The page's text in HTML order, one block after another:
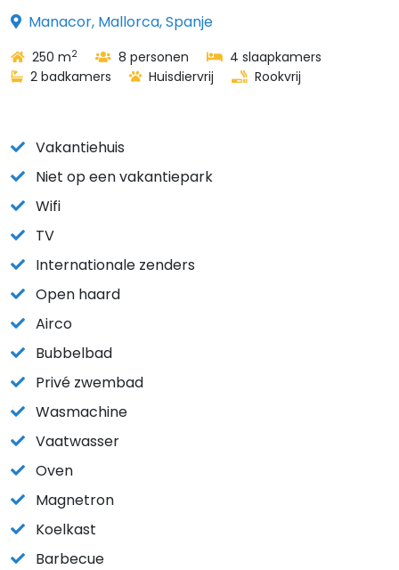
Manacor, Mallorca, Spanje
250 m2 8 personen
4 slaapkamers
2 badkamers
Huisdiervrij Rookvrij
Vakantiehuis
Niet op een vakantiepark
Wifi
TV
Internationale zenders
Open haard
Airco
Bubbelbad
Privé zwembad
Wasmachine
Vaatwasser
Oven
Magnetron
Koelkast
Barbecue